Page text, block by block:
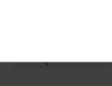
e